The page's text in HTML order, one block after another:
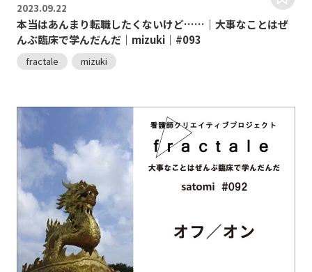
2023.09.22
本当はあんまり転職したくないけど……｜大事なことはぜ
んぶ臨床で学んだんだ｜mizuki｜#093
fractale mizuki